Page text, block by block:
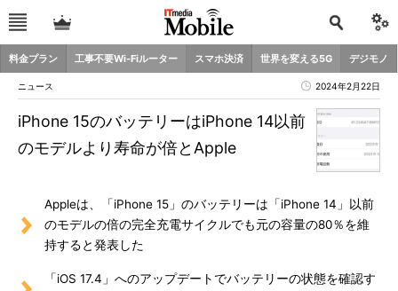
料金プラン 工事不要Wi-Fiルーター スマホ決済 世界を変える5G デジモノ
ニュース 2024年2月22日
iPhone 15のバッテリーはiPhone 14以前
のモデルより寿命が倍とApple
Appleは、「iPhone 15」のバッテリーは「iPhone 14」以前
のモデルの倍の完全充電サイクルでも元の容量の80％を維
持すると発表した
「iOS 17.4」へのアップデートでバッテリーの状態を確認す